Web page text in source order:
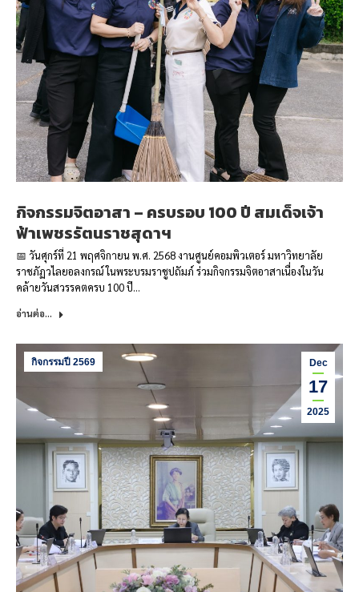
กิจกรรมจิตอาสา – ครบรอบ 100 ปี สมเด็จเจ้า
ฟ้าเพชรรัตนราชสุดาฯ
📅 วันศุกร์ที่ 21 พฤศจิกายน พ.ศ. 2568 งานศูนย์คอมพิวเตอร์ มหาวิทยาลัย
ราชภัฏวไลยอลงกรณ์ ในพระบรมราชูปถัมภ์ ร่วมกิจกรรมจิตอาสาเนื่องในวัน
คล้ายวันสวรรคตครบ 100 ปี…
อ่านต่อ...
Dec
17
2025
กิจกรรมปี 2569